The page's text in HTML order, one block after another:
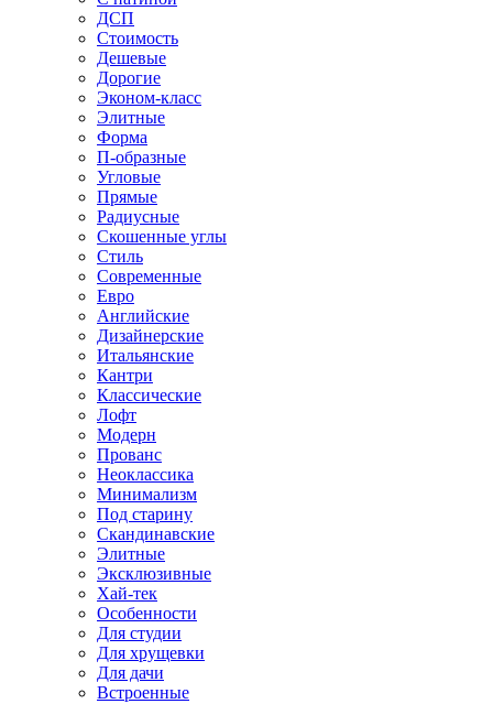
ДСП
Стоимость
Дешевые
Дорогие
Эконом-класс
Элитные
Форма
П-образные
Угловые
Прямые
Радиусные
Скошенные углы
Стиль
Современные
Евро
Английские
Дизайнерские
Итальянские
Кантри
Классические
Лофт
Модерн
Прованс
Неоклассика
Минимализм
Под старину
Скандинавские
Элитные
Эксклюзивные
Хай-тек
Особенности
Для студии
Для хрущевки
Для дачи
Встроенные